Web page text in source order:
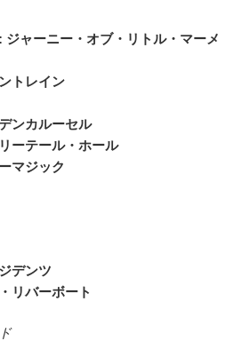
ジャーニー・オブ・リトル・マーメ
トレイン
ンカルーセル
ーテール・ホール
マジック
デンツ
リバーボート